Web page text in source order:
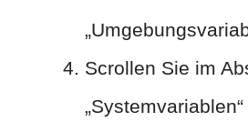
Scrollen Sie im